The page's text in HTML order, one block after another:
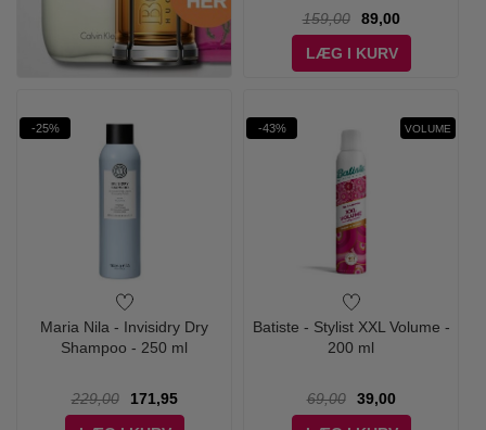
159,00
89,00
LÆG I KURV
-25%
Maria Nila - Invisidry Dry
Shampoo - 250 ml
229,00
171,95
-43% VOLUME
Batiste - Stylist XXL Volume -
200 ml
69,00
39,00